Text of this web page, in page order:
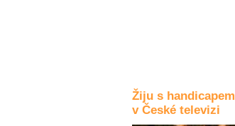
Žiju s handicapem
v České televizi